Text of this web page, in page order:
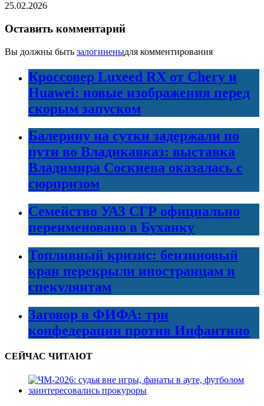
25.02.2026
Оставить комментарий
Вы должны быть залогиненыдля комментирования
Кроссовер Luxeed RX от Chery и
Huawei: новые изображения перед
скорым запуском
Балерину на сутки задержали по
пути во Владикавказ: выставка
Владимира Соскиева оказалась с
сюрпризом
Семейство УАЗ СГР официально
переименовано в Буханку
Топливный кризис: бензиновый
кран перекрыли иностранцам и
спекулянтам
Заговор в ФИФА: три
конфедерации против Инфантино
СЕЙЧАС ЧИТАЮТ